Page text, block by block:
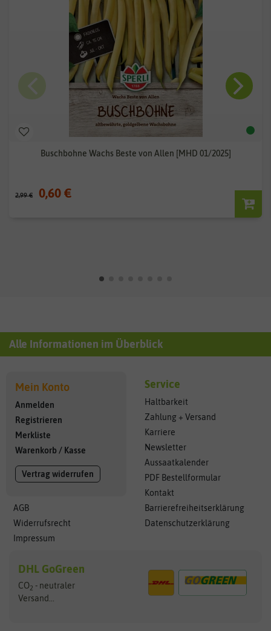
Buschbohne Wachs Beste von Allen [MHD 01/2025]
2,99 € 0,60 €
Alle Informationen im Überblick
Mein Konto
Anmelden
Registrieren
Merkliste
Warenkorb / Kasse
Vertrag widerrufen
AGB
Widerrufsrecht
Impressum
Service
Haltbarkeit
Zahlung + Versand
Karriere
Newsletter
Aussaatkalender
PDF Bestellformular
Kontakt
Barrierefreiheitserklärung
Datenschutzerklärung
DHL GoGreen
CO2 - neutraler
Versand...